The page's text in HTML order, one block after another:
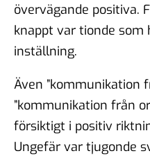
övervägande positiva.
knappt var tionde som
inställning.
Även ”kommunikation
”kommunikation från
försiktigt i positiv
Ungefär var tjugonde